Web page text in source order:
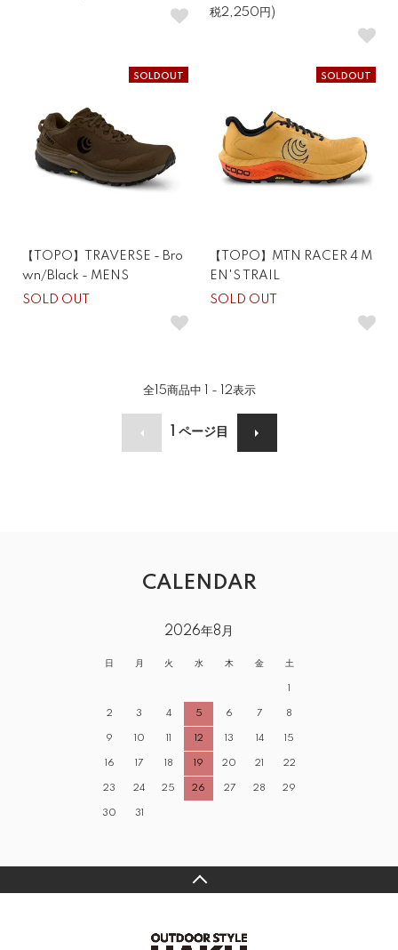
税2,250円)
SOLDOUT
【TOPO】TRAVERSE - Bro
wn/Black - MENS
SOLD OUT
SOLDOUT
【TOPO】MTN RACER 4 M
EN'S TRAIL
SOLD OUT
全15商品中 1 - 12表示
ページ目
CALENDAR
2026年8月
日 月 火 水 木 金 土
1
2 3 4 5 6 7 8
9 10 11 12 13 14 15
16 17 18 19 20 21 22
23 24 25 26 27 28 29
30 31